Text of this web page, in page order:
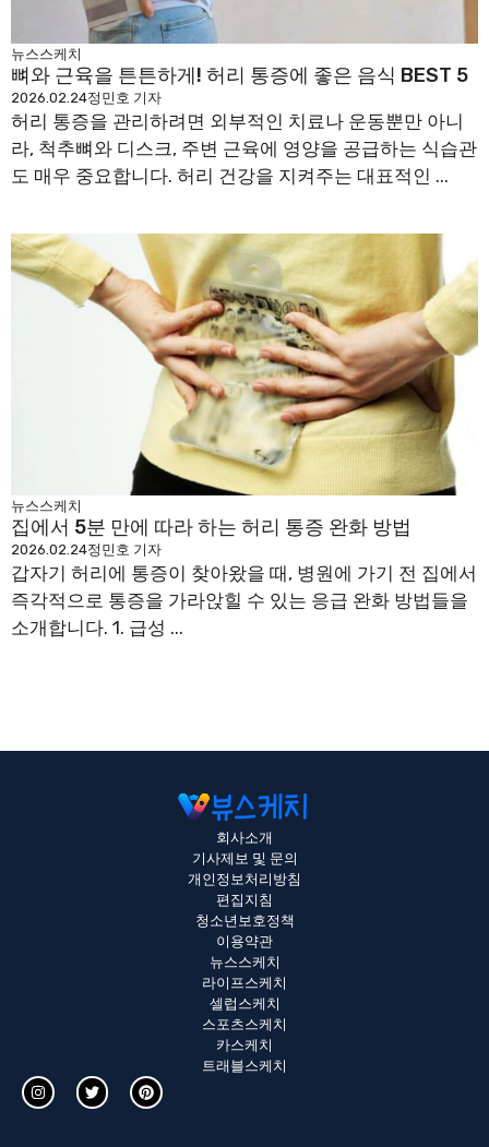
뉴스스케치
뼈와 근육을 튼튼하게! 허리 통증에 좋은 음식 BEST 5
2026.02.24정민호 기자
허리 통증을 관리하려면 외부적인 치료나 운동뿐만 아니
라, 척추뼈와 디스크, 주변 근육에 영양을 공급하는 식습관
도 매우 중요합니다. 허리 건강을 지켜주는 대표적인 ...
뉴스스케치
집에서 5분 만에 따라 하는 허리 통증 완화 방법
2026.02.24정민호 기자
갑자기 허리에 통증이 찾아왔을 때, 병원에 가기 전 집에서
즉각적으로 통증을 가라앉힐 수 있는 응급 완화 방법들을
소개합니다. 1. 급성 ...
회사소개
기사제보 및 문의
개인정보처리방침
편집지침
청소년보호정책
이용약관
뉴스스케치
라이프스케치
셀럽스케치
스포츠스케치
카스케치
트래블스케치